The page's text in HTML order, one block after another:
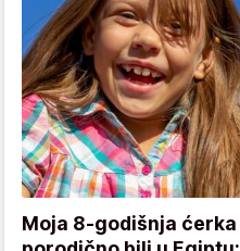
Moja 8-godišnja